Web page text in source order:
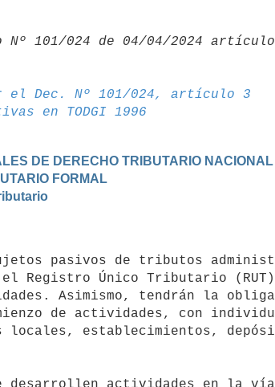
Nº 101/024 de 04/04/2024 artículo
el Dec. Nº 101/024, artículo 3
en TODGI 1996
DE DERECHO TRIBUTARIO NACIONAL
FORMAL
Registro Único Tributario
Asimismo, tendrán la
de actividades, con
locales, establecimientos,